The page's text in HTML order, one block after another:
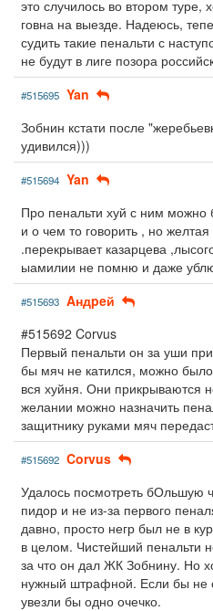
это случилось во втором туре,
говна на выезде. Надеюсь,
судить такие пенальти с
не будут в лиге позора
#515695 Yan
Зобнин кстати после
удивился)))
#515694 Yan
Про пенальти хуй с ним можно
и о чем то говорить , но
.перекрывает казарцева
ыамилии не помню и даже
#515693 Aндpeй
#515692 Corvus
Первый пенальти он за уши
бы мяч не катился, можно
вся хуйня. Они прикрываются
желании можно назначить
защитнику руками мяч
#515692 Corvus
Удалось посмотреть бОльшую
пидор и не из-за первого
давно, просто негр был не в
в целом. Чистейший пенальти
за что он дал ЖК Зобнину. Но
нужный штрафной. Если бы не
увезли бы одно очечко.